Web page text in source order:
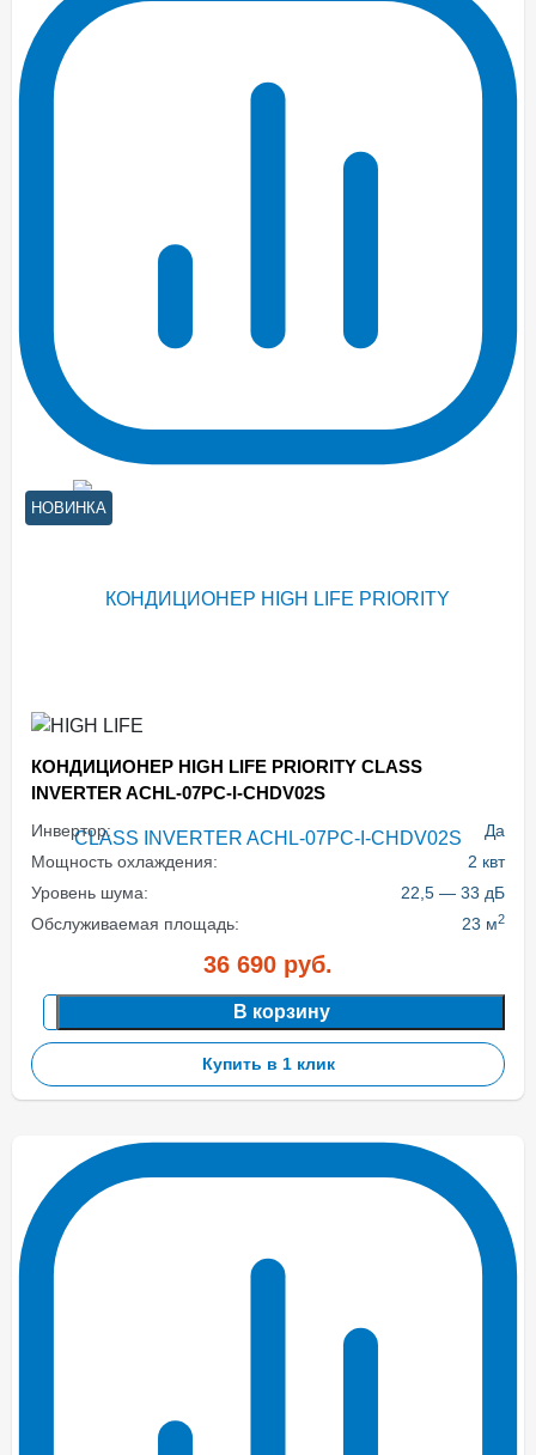
НОВИНКА
КОНДИЦИОНЕР HIGH LIFE PRIORITY CLASS
INVERTER ACHL-07PC-I-CHDV02S
Инвертор:
Да
Мощность охлаждения:
2 квт
Уровень шума:
22,5 — 33 дБ
Обслуживаемая площадь:
23 м2
36 690 руб.
В корзину
Купить в 1 клик